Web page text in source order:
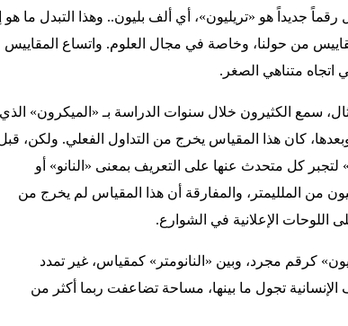
رقماً جديداً هو «تريليون»، أي ألف بليون.. وهذا التبدل ما هو
من حولنا، وخاصة في مجال العلوم. واتساع المقاييس
اتجاه متناهي الصغر.
سمع الكثيرون خلال سنوات الدراسة بـ «الميكرون» الذي
كان هذا المقياس يخرج من التداول الفعلي. ولكن،
كل متحدث عنها على التعريف بمعنى «النانو» أو
من الملليمتر، والمفارقة أن هذا المقياس لم يخرج من
اللوحات الإعلانية في الشوارع.
كرقم مجرد، وبين «النانومتر» كمقياس، غير تمدد
تجول ما بينها، مساحة تضاعفت ربما أكثر من